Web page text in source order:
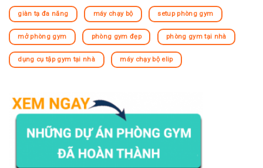
giàn tạ đa năng máy chạy bộ setup phòng gym
mở phòng gym phòng gym đẹp phòng gym tại nhà
dụng cụ tập gym tại nhà máy chạy bộ elip